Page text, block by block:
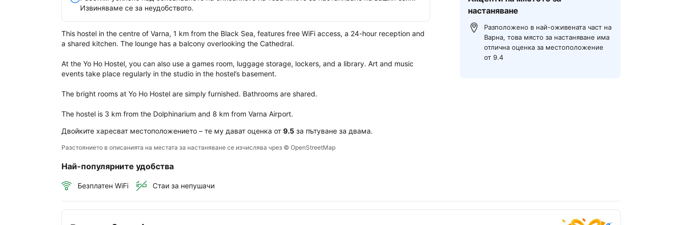
Извиняваме се за неудобството.
This hostel in the centre of Varna, 1 km from the Black Sea, features free WiFi access, a 24-hour reception and
a shared kitchen. The lounge has a balcony overlooking the Cathedral.
At the Yo Ho Hostel, you can also use a games room, luggage storage, lockers, and a library. Art and music
events take place regularly in the studio in the hostel’s basement.
The bright rooms at Yo Ho Hostel are simply furnished. Bathrooms are shared.
The hostel is 3 km from the Dolphinarium and 8 km from Varna Airport.
Двойките харесват местоположението – те му дават оценка от 9.5 за пътуване за двама.
Разстоянието в описанията на местата за настаняване се изчислява чрез © OpenStreetMap
Най-популярните удобства
Безплатен WiFi Стаи за непушачи
настаняване
Разположено в най-оживената част на
Варна, това място за настаняване има
отлична оценка за местоположение
от 9.4